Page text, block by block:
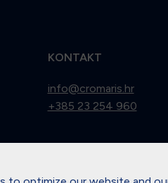
KONTAKT
info@cromaris.hr
+385 23 254 960